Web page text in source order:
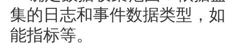
集的日志和事件数据类型，
能指标等。